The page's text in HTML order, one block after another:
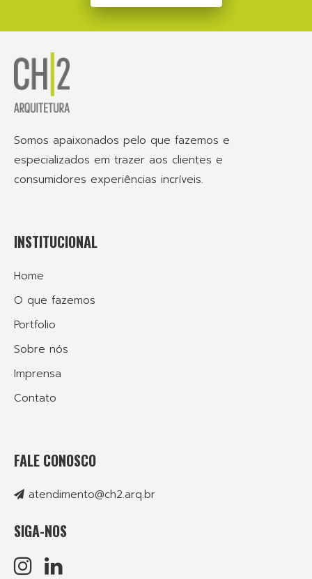
Somos apaixonados pelo que fazemos e
especializados em trazer aos clientes e
consumidores experiências incríveis.
INSTITUCIONAL
Home
O que fazemos
Portfolio
Sobre nós
Imprensa
Contato
FALE CONOSCO
atendimento@ch2.arq.br
SIGA-NOS